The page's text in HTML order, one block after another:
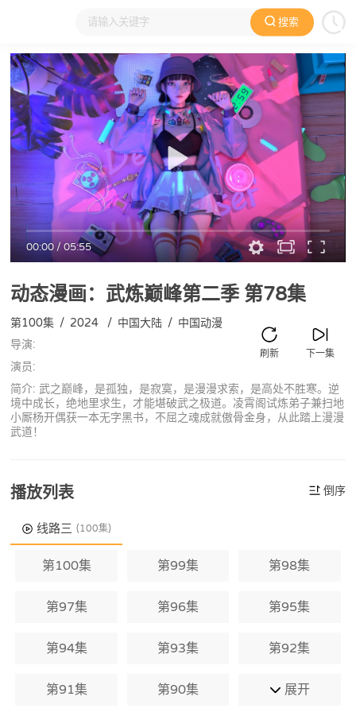
搜索
大家在看 日本动漫 国产动漫 欧美动漫 动漫电影
00:00/05:55
动态漫画：武炼巅峰第二季第78集
下一集
刷新
第100集 / 2024 / 中国大陆 / 中国动漫
导演:
演员:
简介: 武之巅峰，是孤独，是寂寞，是漫漫求索，是高处不胜寒。逆
境中成长，绝地里求生，才能堪破武之极道。凌霄阁试炼弟子兼扫地
小厮杨开偶获一本无字黑书，不屈之魂成就傲骨金身，从此踏上漫漫
武道！
播放列表 倒序
线路三 (100集)
第100集 第99集 第98集
第97集 第96集 第95集
第94集 第93集 第92集
第91集 第90集 展开